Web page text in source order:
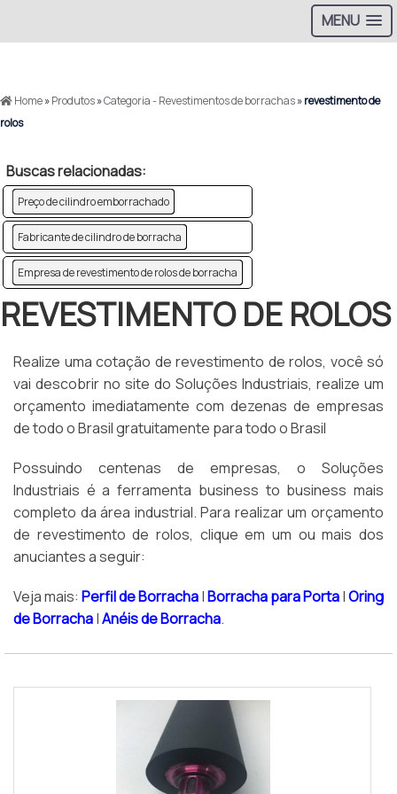
MENU
Home»Produtos»Categoria - Revestimentos de borrachas»revestimento de
rolos
Buscas relacionadas:
Preço de cilindro emborrachado
Fabricante de cilindro de borracha
Empresa de revestimento de rolos de borracha
REVESTIMENTO DE ROLOS
Realize uma cotação de revestimento de rolos, você só
vai descobrir no site do Soluções Industriais, realize um
orçamento imediatamente com dezenas de empresas
de todo o Brasil gratuitamente para todo o Brasil
Possuindo centenas de empresas, o Soluções
Industriais é a ferramenta business to business mais
completo da área industrial. Para realizar um orçamento
de revestimento de rolos, clique em um ou mais dos
anuciantes a seguir:
Veja mais: Perfil de Borracha|Borracha para Porta|Oring
de Borracha|Anéis de Borracha.